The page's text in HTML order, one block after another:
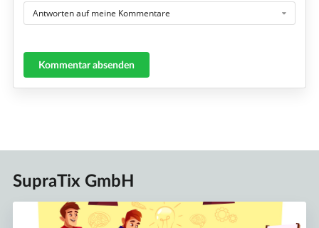
Antworten auf meine Kommentare
Kommentar absenden
SupraTix GmbH